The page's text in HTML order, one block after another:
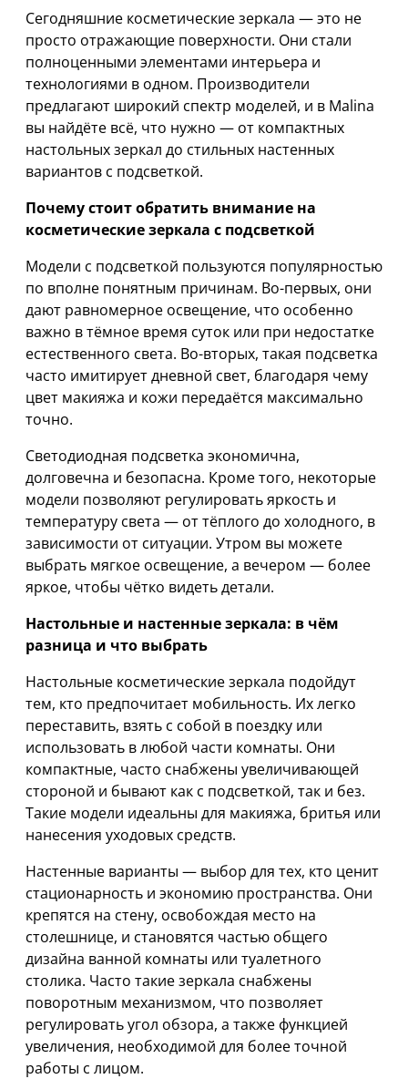
Сегодняшние косметические зеркала — это не
просто отражающие поверхности. Они стали
полноценными элементами интерьера и
технологиями в одном. Производители
предлагают широкий спектр моделей, и в Malina
вы найдёте всё, что нужно — от компактных
настольных зеркал до стильных настенных
вариантов с подсветкой.
Почему стоит обратить внимание на
косметические зеркала с подсветкой
Модели с подсветкой пользуются популярностью
по вполне понятным причинам. Во-первых, они
дают равномерное освещение, что особенно
важно в тёмное время суток или при недостатке
естественного света. Во-вторых, такая подсветка
часто имитирует дневной свет, благодаря чему
цвет макияжа и кожи передаётся максимально
точно.
Светодиодная подсветка экономична,
долговечна и безопасна. Кроме того, некоторые
модели позволяют регулировать яркость и
температуру света — от тёплого до холодного, в
зависимости от ситуации. Утром вы можете
выбрать мягкое освещение, а вечером — более
яркое, чтобы чётко видеть детали.
Настольные и настенные зеркала: в чём
разница и что выбрать
Настольные косметические зеркала подойдут
тем, кто предпочитает мобильность. Их легко
переставить, взять с собой в поездку или
использовать в любой части комнаты. Они
компактные, часто снабжены увеличивающей
стороной и бывают как с подсветкой, так и без.
Такие модели идеальны для макияжа, бритья или
нанесения уходовых средств.
Настенные варианты — выбор для тех, кто ценит
стационарность и экономию пространства. Они
крепятся на стену, освобождая место на
столешнице, и становятся частью общего
дизайна ванной комнаты или туалетного
столика. Часто такие зеркала снабжены
поворотным механизмом, что позволяет
регулировать угол обзора, а также функцией
увеличения, необходимой для более точной
работы с лицом.